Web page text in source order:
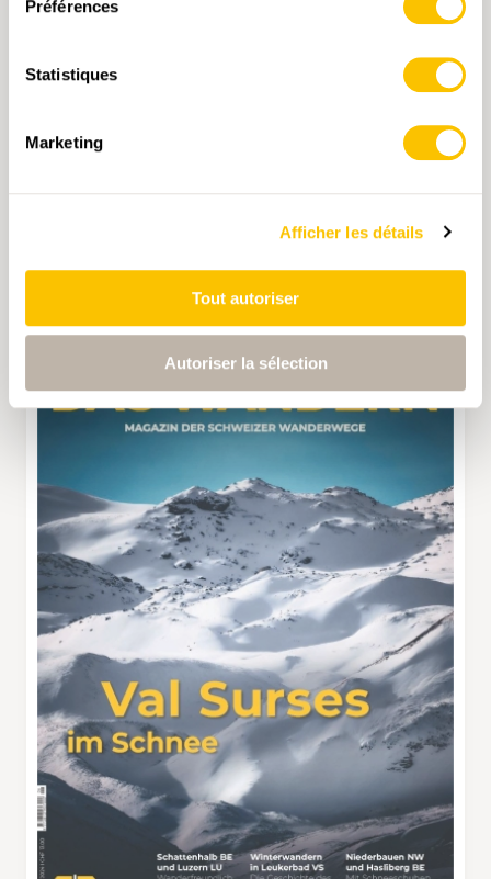
Préférences
Statistiques
Marketing
Afficher les détails
Tout autoriser
Autoriser la sélection
CHF 13.50